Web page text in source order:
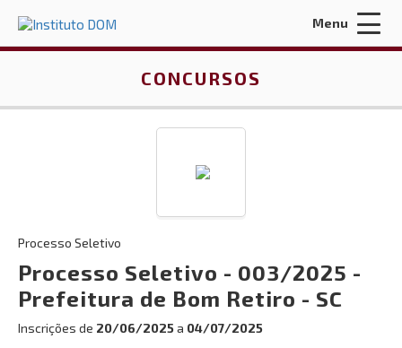
Esqueci a minha senha
INÍCIO
QUEM SOMOS
Menu
CONCURSOS
Processo Seletivo
Processo Seletivo - 003/2025 -
Prefeitura de Bom Retiro - SC
Inscrições de 20/06/2025a 04/07/2025